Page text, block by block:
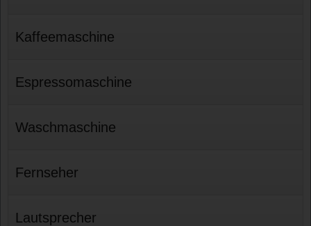
Kaffeemaschine
Espressomaschine
Waschmaschine
Fernseher
Lautsprecher